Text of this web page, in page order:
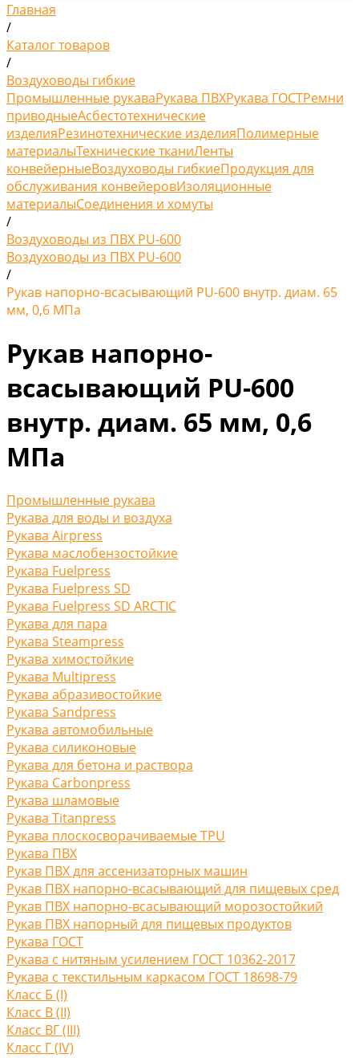
Главная
/
Каталог товаров
/
Воздуховоды гибкие
Промышленные рукаваРукава ПВХРукава ГОСТРемни
приводныеАсбестотехнические
изделияРезинотехнические изделияПолимерные
материалыТехнические тканиЛенты
конвейерныеВоздуховоды гибкиеПродукция для
обслуживания конвейеровИзоляционные
материалыСоединения и хомуты
/
Воздуховоды из ПВХ PU-600
Воздуховоды из ПВХ PU-600
/
Рукав напорно-всасывающий PU-600 внутр. диам. 65
мм, 0,6 МПа
Рукав напорно-
всасывающий PU-600
внутр. диам. 65 мм, 0,6
МПа
Промышленные рукава
Рукава для воды и воздуха
Рукава Airpress
Рукава маслобензостойкие
Рукава Fuelpress
Рукава Fuelpress SD
Рукава Fuelpress SD ARCTIC
Рукава для пара
Рукава Steampress
Рукава химостойкие
Рукава Multipress
Рукава абразивостойкие
Рукава Sandpress
Рукава автомобильные
Рукава силиконовые
Рукава для бетона и раствора
Рукава Carbonpress
Рукава шламовые
Рукава Titanpress
Рукава плоскосворачиваемые TPU
Рукава ПВХ
Рукав ПВХ для ассенизаторных машин
Рукав ПВХ напорно-всасывающий для пищевых сред
Рукав ПВХ напорно-всасывающий морозостойкий
Рукав ПВХ напорный для пищевых продуктов
Рукава ГОСТ
Рукава с нитяным усилением ГОСТ 10362-2017
Рукава с текстильным каркасом ГОСТ 18698-79
Класс Б (I)
Класс В (II)
Класс ВГ (III)
Класс Г (IV)